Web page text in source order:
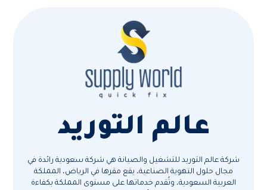
عالم التوريد
شركة عالم التوريد للتشغيل والصيانة هي شركة سعودية رائدة في
مجال حلول التهوية الصناعية، يقع مقرها في الرياض، المملكة
العربية السعودية، وتُقدم خدماتها على مستوى المملكة بكفاءة